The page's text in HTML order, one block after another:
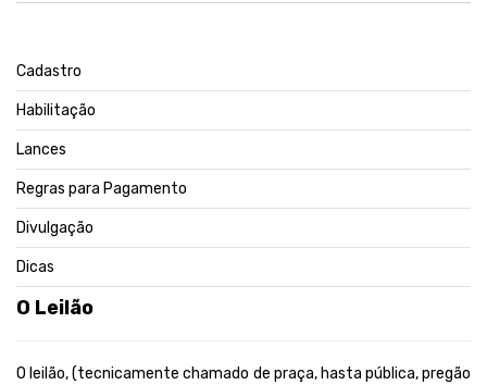
Cadastro
Habilitação
Lances
Regras para Pagamento
Divulgação
Dicas
O Leilão
O leilão, (tecnicamente chamado de praça, hasta pública, pregão